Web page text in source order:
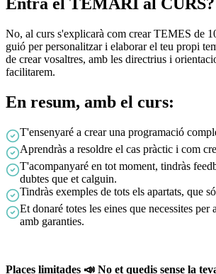
Entra el TEMARI al CURS?
No, al curs s'explicarà com crear TEMES de
guió per personalitzar i elaborar el teu propi
de crear vosaltres, amb les directrius i
facilitarem.
En resum, amb el curs:
T'ensenyaré a crear una programació
Aprendràs a resoldre el cas pràctic i com
T'acompanyaré en tot moment, tindràs
dubtes que et calguin.
Tindràs exemples de tots els apartats, que
Et donaré totes les eines que necessites per
amb garanties.
Places limitades 📣 No et quedis sense la